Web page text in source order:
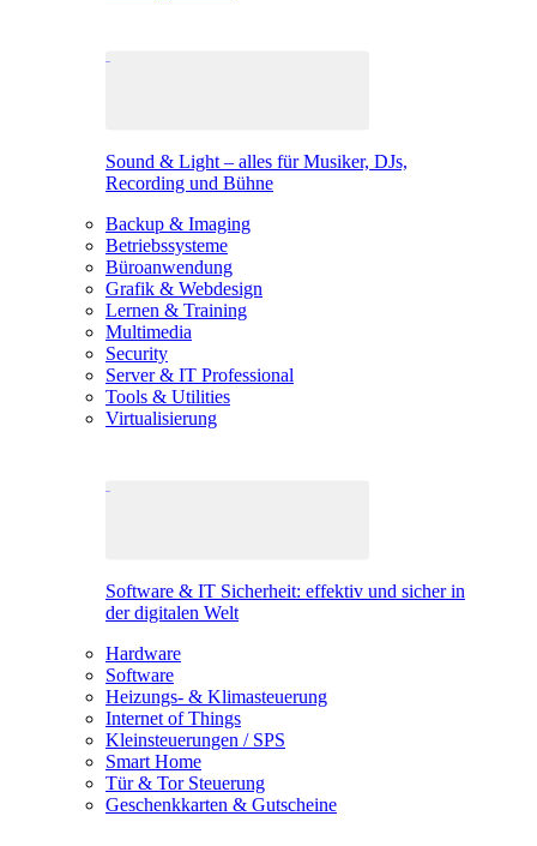
Sound & Light – alles für Musiker, DJs,
Recording und Bühne
Backup & Imaging
Betriebssysteme
Büroanwendung
Grafik & Webdesign
Lernen & Training
Multimedia
Security
Server & IT Professional
Tools & Utilities
Virtualisierung
Software & IT Sicherheit: effektiv und sicher in
der digitalen Welt
Hardware
Software
Heizungs- & Klimasteuerung
Internet of Things
Kleinsteuerungen / SPS
Smart Home
Tür & Tor Steuerung
Geschenkkarten & Gutscheine